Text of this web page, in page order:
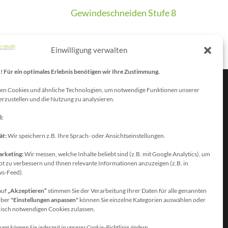
Einwilligung verwalten
ein optimales Erlebnis benötigen wir Ihre Zustimmung.
Cookies und ähnliche Technologien, um notwendige Funktionen unserer
und die Nutzung zu analysieren.
Wir speichern z.B. Ihre Sprach- oder Ansichtseinstellungen.
Wir messen, welche Inhalte beliebt sind (z.B. mit Google Analytics), um
zu verbessern und Ihnen relevante Informationen anzuzeigen (z.B. in
Feed).
„Akzeptieren“ stimmen Sie der Verarbeitung Ihrer Daten für alle genannten
"Einstellungen anpassen" können Sie einzelne Kategorien auswählen oder
notwendigen Cookies zulassen.
Gewindeschneiden Stufe 8
erreichen unseren
unter:
für den Rhein-Sieg Kreis
Wilhelm-Platz 1
Siegburg